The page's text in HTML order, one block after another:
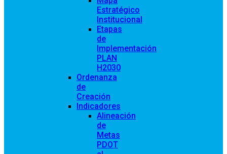
Estratégico
Institucional
Etapas
de
Implementación
PLAN
H2030
Ordenanza
de
Creación
Indicadores
Alineación
de
Metas
PDOT